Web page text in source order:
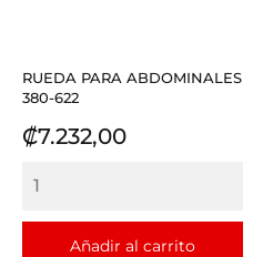
RUEDA PARA ABDOMINALES
380-622
Precio
₡7.232,00
Añadir al carrito